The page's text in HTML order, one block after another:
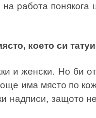
работа
което си
и женски. Но би
има място по
надписи, защото